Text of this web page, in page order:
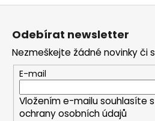
Odebírat newsletter
Nezmeškejte žádné novinky či
E-mail
Vložením e-mailu souhlasíte s
ochrany osobních údajů